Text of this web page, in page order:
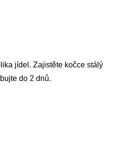
jídel. Zajistěte kočce stálý
do 2 dnů.